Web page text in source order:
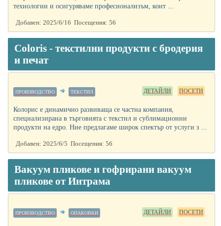
технологии и осигуряваме професионализъм, коит ...
Добавен: 2025/6/16 Посещения: 56
Coloris - текстилни продукти с бродерия
и печат
ПРОИЗВОДСТВО ТЕКСТИЛ ПОСЕТИ
ДЕТАЙЛИ
Колорис е динамично развиваща се частна компания,
специализирана в търговията с текстил и сублимационни
продукти на едро. Ние предлагаме широк спектър от услуги з ...
Добавен: 2025/6/5 Посещения: 56
Вакуум пликове и гофрирани вакуум
пликове от Интрама
ПРОИЗВОДСТВО ОПАКОВКИ ПОСЕТИ
ДЕТАЙЛИ